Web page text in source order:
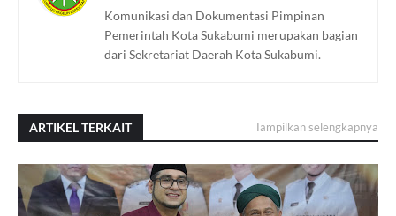
Komunikasi dan Dokumentasi Pimpinan
Pemerintah Kota Sukabumi merupakan bagian
dari Sekretariat Daerah Kota Sukabumi.
ARTIKEL TERKAIT Tampilkan selengkapnya